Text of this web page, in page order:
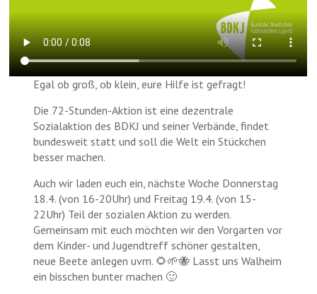
Egal ob groß, ob klein, eure Hilfe ist gefragt!
Die 72-Stunden-Aktion ist eine dezentrale
Sozialaktion des BDKJ und seiner Verbände, findet
bundesweit statt und soll die Welt ein Stückchen
besser machen.
Auch wir laden euch ein, nächste Woche Donnerstag
18.4. (von 16-20Uhr) und Freitag 19.4. (von 15-
22Uhr) Teil der sozialen Aktion zu werden.
Gemeinsam mit euch möchten wir den Vorgarten vor
dem Kinder- und Jugendtreff schöner gestalten,
neue Beete anlegen uvm. 🌻🌱🐝 Lasst uns Walheim
ein bisschen bunter machen 🙂